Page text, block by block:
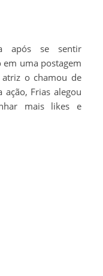
após se sentir
em uma postagem
atriz o chamou de
ação, Frias alegou
mais likes e